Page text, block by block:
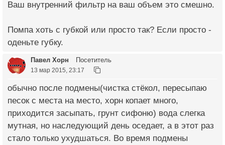
Ваш внутренний фильтр на ваш объем это смешно.
Помпа хоть с губкой или просто так? Если просто -
оденьте губку.
Павел Хорн Посетитель
13 мар 2015, 23:17
обычно после подмены(чистка стёкол, пересыпаю
песок с места на место, хорн копает много,
приходится засыпать, грунт сифоню) вода слегка
мутная, но наследующий день оседает, а в этот раз
стало только ухудшаться. Во время подмены